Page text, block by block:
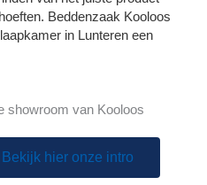
Beddenzaak Kooloos
in Lunteren een
hier onze intro